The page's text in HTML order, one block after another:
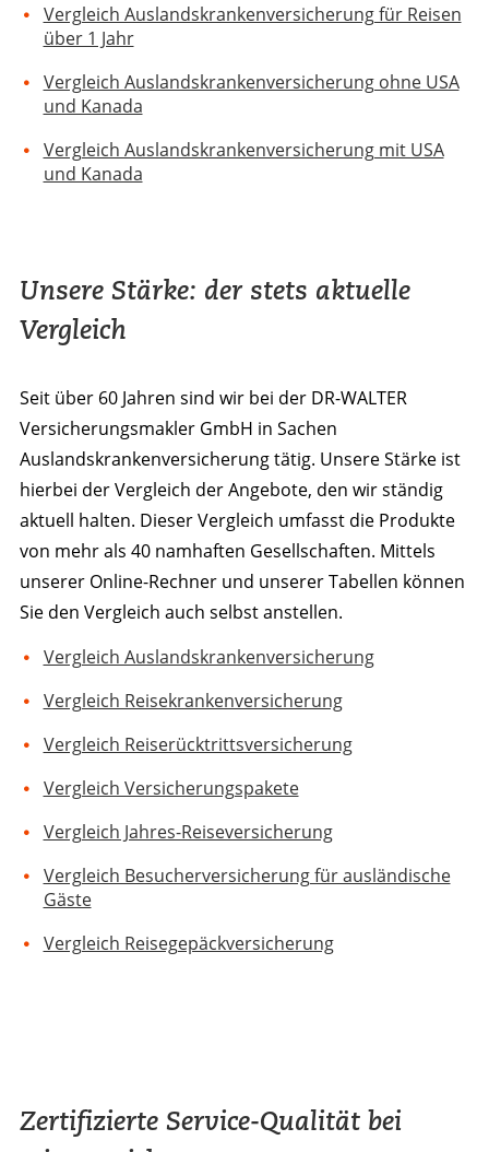
Vergleich Auslandskrankenversicherung für Reisen
über 1 Jahr
Vergleich Auslandskrankenversicherung ohne USA
und Kanada
Vergleich Auslandskrankenversicherung mit USA
und Kanada
Unsere Stärke: der stets aktuelle
Vergleich
Seit über 60 Jahren sind wir bei der DR-WALTER
Versicherungsmakler GmbH in Sachen
Auslandskrankenversicherung tätig. Unsere Stärke ist
hierbei der Vergleich der Angebote, den wir ständig
aktuell halten. Dieser Vergleich umfasst die Produkte
von mehr als 40 namhaften Gesellschaften. Mittels
unserer Online-Rechner und unserer Tabellen können
Sie den Vergleich auch selbst anstellen.
Vergleich Auslandskrankenversicherung
Vergleich Reisekrankenversicherung
Vergleich Reiserücktrittsversicherung
Vergleich Versicherungspakete
Vergleich Jahres-Reiseversicherung
Vergleich Besucherversicherung für ausländische
Gäste
Vergleich Reisegepäckversicherung
Zertifizierte Service-Qualität bei